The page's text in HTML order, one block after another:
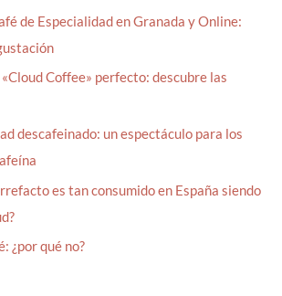
de Especialidad en Granada y Online:
Coffee» perfecto: descubre las
descafeinado: un espectáculo para los
es tan consumido en España siendo
¿por qué no?